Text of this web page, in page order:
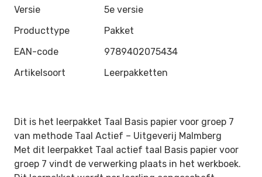
Versie
5e versie
Producttype
Pakket
EAN-code
9789402075434
Artikelsoort
Leerpakketten
Dit is het leerpakket Taal Basis papier voor groep 7
van methode Taal Actief – Uitgeverij Malmberg
Met dit leerpakket Taal actief taal Basis papier voor
groep 7 vindt de verwerking plaats in het werkboek.